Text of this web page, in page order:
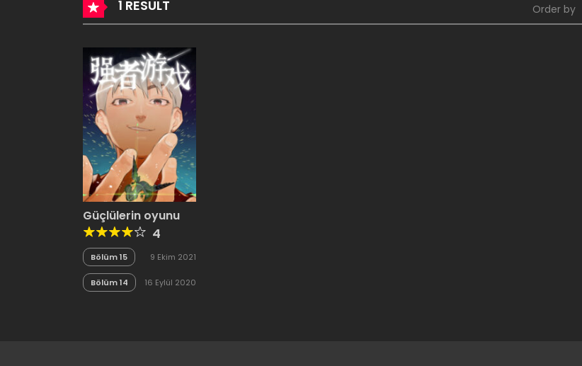
1 RESULT Order by
Güçlülerin oyunu
4
Bölüm 15 9 Ekim 2021
Bölüm 14 16 Eylül 2020